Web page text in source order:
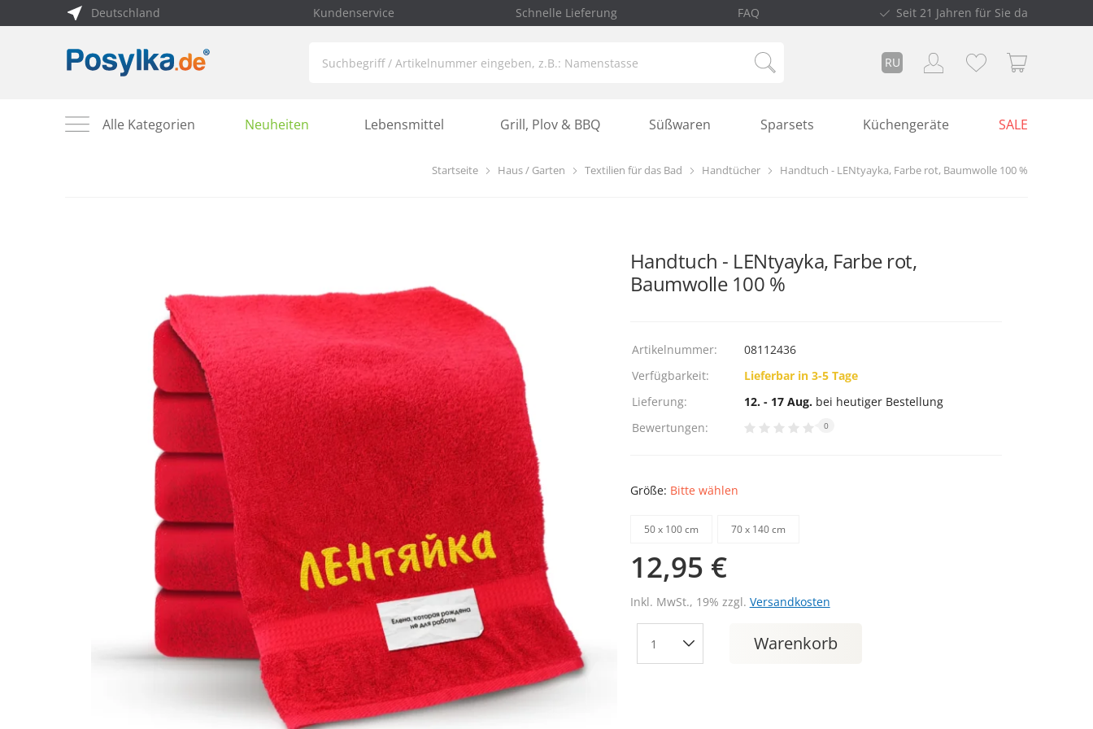
Deutschland Kundenservice Schnelle Lieferung FAQ Seit 21 Jahren für Sie da
RU
Alle Kategorien Neuheiten Lebensmittel Grill, Plov & BBQ Süßwaren Sparsets Küchengeräte SALE
Startseite Haus / Garten Textilien für das Bad Handtücher Handtuch - LENtyayka, Farbe rot, Baumwolle 100 %
Handtuch - LENtyayka, Farbe rot,
Baumwolle 100 %
Artikelnummer:
08112436
Verfügbarkeit:
Lieferbar in 3-5 Tage
Lieferung:
12. - 17 Aug. bei heutiger Bestellung
Bewertungen:
0
Größe: Bitte wählen
50 х 100 cm 70 х 140 cm
12,95 €
Inkl. MwSt., 19% zzgl. Versandkosten
Warenkorb